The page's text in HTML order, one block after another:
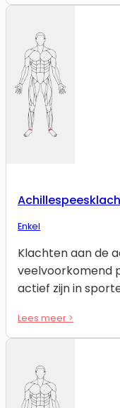
Enkel
Klachten aan de
veelvoorkomend
actief zijn in
Lees meer >